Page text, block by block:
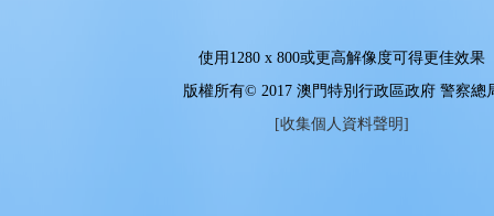
使用 1280 x 800或更高解像度可得更佳效果
版權所有© 2017 澳門特別行政區政府 警察總
[收集個人資料聲明]